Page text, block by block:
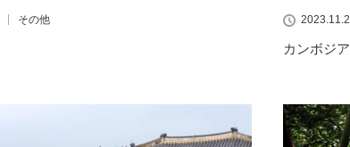
その他 2023.11.2
カンボジア